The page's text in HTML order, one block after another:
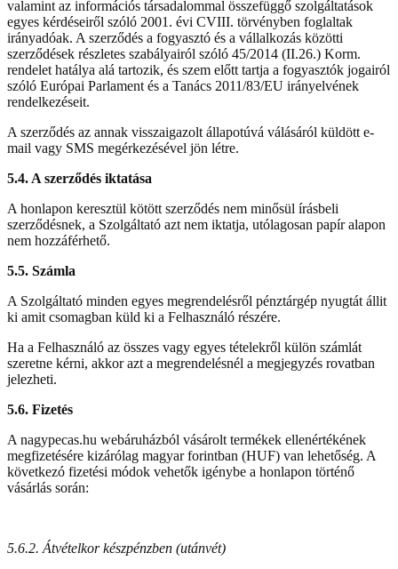
valamint az információs társadalommal összefüggő szolgáltatások
egyes kérdéseiről szóló 2001. évi CVIII. törvényben foglaltak
irányadóak. A szerződés a fogyasztó és a vállalkozás közötti
szerződések részletes szabályairól szóló 45/2014 (II.26.) Korm.
rendelet hatálya alá tartozik, és szem előtt tartja a fogyasztók jogairól
szóló Európai Parlament és a Tanács 2011/83/EU irányelvének
rendelkezéseit.
A szerződés az annak visszaigazolt állapotúvá válásáról küldött e-
mail vagy SMS megérkezésével jön létre.
5.4. A szerződés iktatása
A honlapon keresztül kötött szerződés nem minősül írásbeli
szerződésnek, a Szolgáltató azt nem iktatja, utólagosan papír alapon
nem hozzáférhető.
5.5. Számla
A Szolgáltató minden egyes megrendelésről pénztárgép nyugtát állit
ki amit csomagban küld ki a Felhasználó részére.
Ha a Felhasználó az összes vagy egyes tételekről külön számlát
szeretne kérni, akkor azt a megrendelésnél a megjegyzés rovatban
jelezheti.
5.6. Fizetés
A nagypecas.hu webáruházból vásárolt termékek ellenértékének
megfizetésére kizárólag magyar forintban (HUF) van lehetőség. A
következó fizetési módok vehetők igénybe a honlapon történő
vásárlás során:
5.6.2. Átvételkor készpénzben (utánvét)